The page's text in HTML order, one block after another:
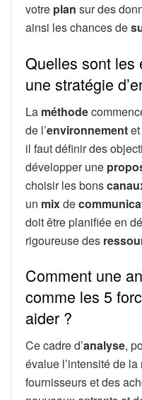
votre plan sur des
ainsi les chances de
Quelles sont les
une stratégie
La méthode
de l’environnement
il faut définir des
développer une
choisir les bons
un mixde
doit être planifiée en
rigoureuse des
Comment une
comme les 5
aider ?
Ce cadre d’analyse,
évalue l’intensité de
fournisseurs et des